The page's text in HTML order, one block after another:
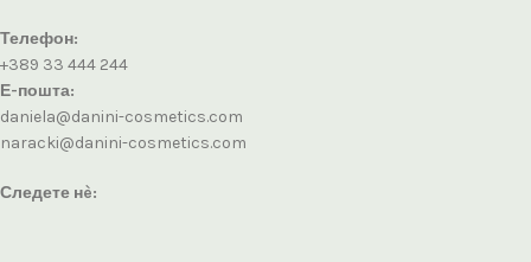
Телефон:
+389 33 444 244
Е-пошта:
daniela@danini-cosmetics.com
naracki@danini-cosmetics.com
Следете нè: